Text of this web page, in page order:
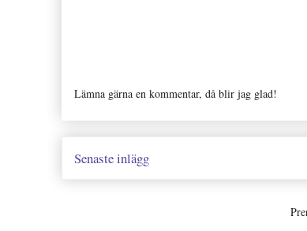
Lämna gärna en kommentar, då blir jag glad!
Senaste inlägg